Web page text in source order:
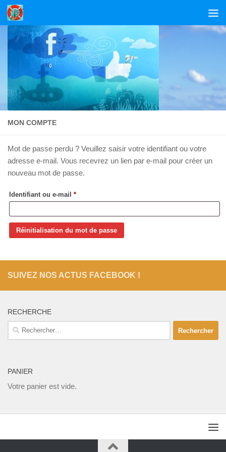
Skip to content
MON COMPTE
Mot de passe perdu ? Veuillez saisir votre identifiant ou votre
adresse e-mail. Vous recevrez un lien par e-mail pour créer un
nouveau mot de passe.
Identifiant ou e-mail *Obligatoire
Réinitialisation du mot de passe
SUIVEZ NOS ACTUS FACEBOOK !
RECHERCHE
Rechercher :
PANIER
Votre panier est vide.